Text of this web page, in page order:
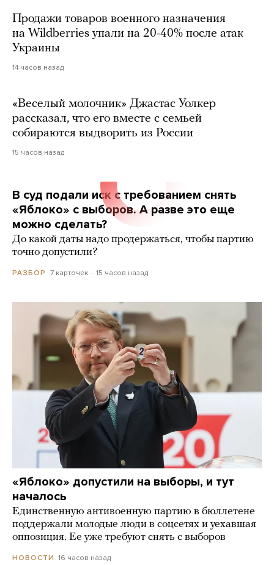
Продажи товаров военного назначения
на Wildberries упали на 20-40% после атак
Украины
14 часов назад
«Веселый молочник» Джастас Уолкер
рассказал, что его вместе с семьей
собираются выдворить из России
15 часов назад
В суд подали иск с требованием снять
«Яблоко» с выборов. А разве это еще
можно сделать?
До какой даты надо продержаться, чтобы партию
точно допустили?
РАЗБОР 7 карточек 15 часов назад
«Яблоко» допустили на выборы, и тут
началось
Единственную антивоенную партию в бюллетене
поддержали молодые люди в соцсетях и уехавшая
оппозиция. Ее уже требуют снять с выборов
НОВОСТИ 16 часов назад